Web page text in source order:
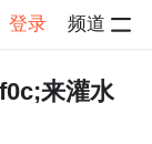
登录 频道
来灌水